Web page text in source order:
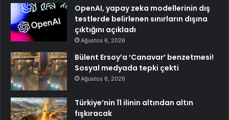
OpenAI, yapay zeka modellerinin dış
testlerde belirlenen sınırların dışına
çıktığını açıkladı
Ağustos 6, 2026
Bülent Ersoy’a ‘Canavar’ benzetmesi!
Sosyal medyada tepki çekti
Ağustos 6, 2026
Türkiye’nin 11 ilinin altından altın
fışkıracak